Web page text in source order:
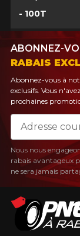
- 100T
ABONNEZ-
RABAIS
Abonnez-vous à
exclusifs. Vous
prochaines
Courriel
Nous nous
rabais avantageux
ne sera jamais